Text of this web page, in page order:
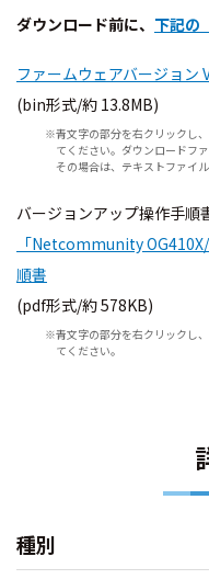
ダウンロード前に、 下記の
ファームウェアバージョン
(bin形式/約 13.8MB)
青文字の部分を右クリックし
てください。ダウンロードフ
その場合は、テキストファイ
バージョンアップ操作手順
「Netcommunity
順書
(pdf形式/約 578KB)
青文字の部分を右クリックし
てください。
種別